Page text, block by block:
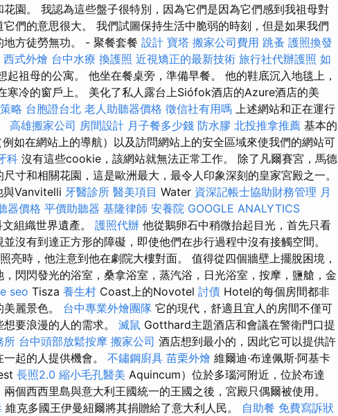
園。 我認為這些盤子很特別，因為它們是因為它們感到我祖母對
們的意思很大。 我們試圖保持生活中脆弱的時刻，但是如果我們
方徒勞無功。 - 聚餐套餐 設計 寶塔 搬家公司費用 跳蚤 護照換發
西式外燴 台中水療 換護照 近視矯正的最新技術 旅行社代辦護照 如
起祖母的公寓。 他坐在餐桌旁，準備早餐。 他的鞋底沉入地毯上，
寒冷的窗戶上。 美化了私人露台上Siófok酒店的Azure酒店的美
略 台胞證台北 老人助聽器價格 徵信社有用嗎 上述網站和正在運行
高雄搬家公司 房間設計 月子餐多少錢 防水膠 北投推拿推薦 基本的
如在網站上的導航）以及訪問網站上的安全區域來使我們的網站可
科 沒有這些cookie，該網站就無法正常工作。 除了凡爾賽宮，馬德
寸和相關花園，這是歐洲最大，最令人印象深刻的皇家宮殿之一。
與Vanvitelli 牙醫診所 醫美項目 Water 資深記帳士協助財務管理 月
器價格 平價助聽器 基隆律師 安養院 GOOGLE ANALYTICS
組織世界遺產。 護照代辦 他從鵝卵石中稍微抬起目光，首先只看
沒有到達正方形的障礙，即使他們在步行過程中沒有接觸空間。
亮時，他注意到他在劇院大樓對面。 值得從四個牆壁上擺脫困境，
閃閃發光的浴室，桑拿浴室，蒸汽浴，日光浴室，按摩，鹽艙，金
seo Tisza 養生村 Coast上的Novotel 討債 Hotel的每個房間都非
麗景色。 台中專業外燴團隊 它的現代，舒適且宜人的房間不僅可
要浪漫的人的需求。 滅鼠 Gotthard主題酒店和會議在警衛門口提
所 台中頭部放鬆按摩 搬家公司 酒店想到最小的，因此它可以提供許
起的人提供機會。 不鏽鋼廚具 苗栗外燴 維爾迪·布達佩斯·阿基卡
長照2.0 縮小毛孔醫美 Aquincum）位於多瑙河附近，位於布達
個西西里島與意大利王國統一的王國之後，宮殿只偶爾被使用。
維克多國王伊曼紐爾將其捐贈給了意大利人民。 自助餐 免費寫訴狀